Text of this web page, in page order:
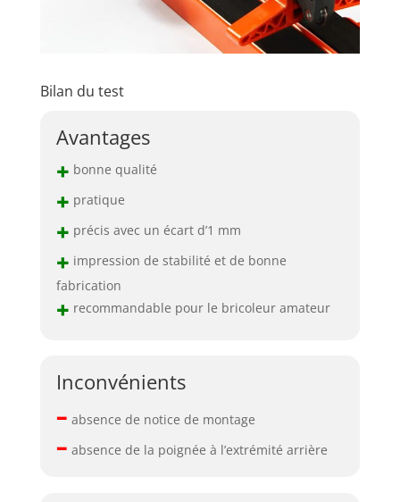
Bilan du test
Avantages
+ bonne qualité
+ pratique
+ précis avec un écart d’1 mm
+ impression de stabilité et de bonne
fabrication
+ recommandable pour le bricoleur amateur
Inconvénients
– absence de notice de montage
– absence de la poignée à l’extrémité arrière